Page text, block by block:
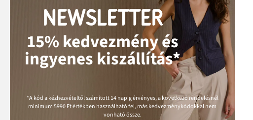
NEWSLETTER
15% kedvezmény és
ingyenes kiszállítás*
*A kód a kézhezvételtől számított 14 napig érvényes, a következő rendelésnél
minimum5990 Ftértékben használható fel, más kedvezménykódokkal nem
vonható össze.